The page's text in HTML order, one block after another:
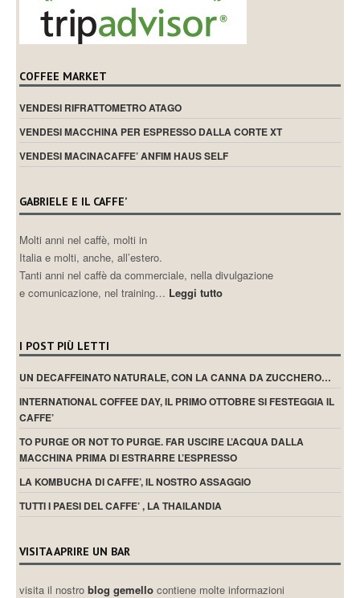
COFFEE MARKET
VENDESI RIFRATTOMETRO ATAGO
VENDESI MACCHINA PER ESPRESSO DALLA CORTE XT
VENDESI MACINACAFFE’ ANFIM HAUS SELF
GABRIELE E IL CAFFE’
Molti anni nel caffè, molti in
Italia e molti, anche, all’estero.
Tanti anni nel caffè da commerciale, nella divulgazione
e comunicazione, nel training… Leggi tutto
I POST PIÙ LETTI
UN DECAFFEINATO NATURALE, CON LA CANNA DA ZUCCHERO…
INTERNATIONAL COFFEE DAY, IL PRIMO OTTOBRE SI FESTEGGIA IL
CAFFE’
TO PURGE OR NOT TO PURGE. FAR USCIRE L’ACQUA DALLA
MACCHINA PRIMA DI ESTRARRE L’ESPRESSO
LA KOMBUCHA DI CAFFE’, IL NOSTRO ASSAGGIO
TUTTI I PAESI DEL CAFFE’ , LA THAILANDIA
VISITA APRIRE UN BAR
visita il nostroblog gemellocontiene molte informazioni